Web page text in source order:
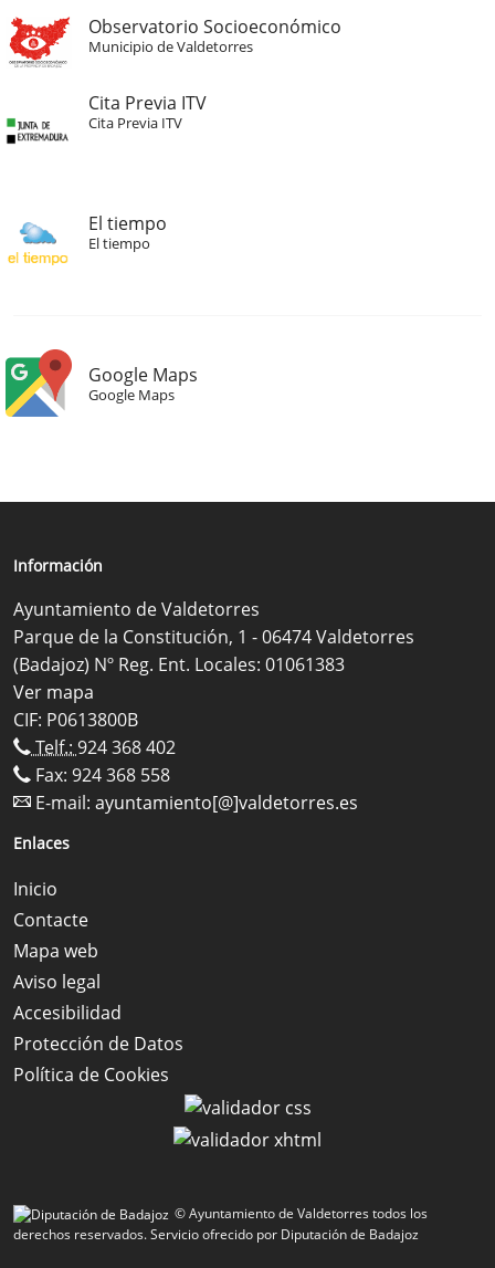
Observatorio Socioeconómico
Municipio de Valdetorres
Cita Previa ITV
Cita Previa ITV
El tiempo
El tiempo
Google Maps
Google Maps
Información
Ayuntamiento de Valdetorres
Parque de la Constitución, 1 - 06474 Valdetorres
(Badajoz) Nº Reg. Ent. Locales: 01061383
Ver mapa
CIF: P0613800B
Telf.: 924 368 402
Fax: 924 368 558
E-mail: ayuntamiento[@]valdetorres.es
Enlaces
Inicio
Contacte
Mapa web
Aviso legal
Accesibilidad
Protección de Datos
Política de Cookies
© Ayuntamiento de Valdetorres todos los
derechos reservados.Servicio ofrecido por Diputación de Badajoz